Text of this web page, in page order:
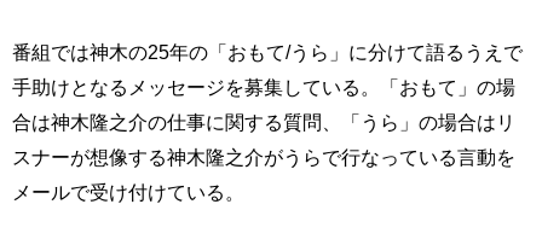
番組では神木の25年の「おもて/うら」に分けて語るうえで
手助けとなるメッセージを募集している。「おもて」の場
合は神木隆之介の仕事に関する質問、「うら」の場合はリ
スナーが想像する神木隆之介がうらで行なっている言動を
メールで受け付けている。